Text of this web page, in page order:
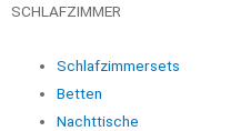
SCHLAFZIMMER
Schlafzimmersets
Betten
Nachttische